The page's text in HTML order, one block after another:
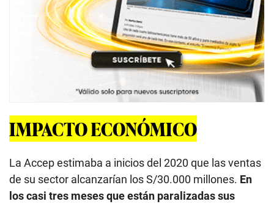
IMPACTO ECONÓMICO
La Accep estimaba a inicios del 2020 que las ventas
de su sector alcanzarían los S/30.000 millones. En
los casi tres meses que están paralizadas sus